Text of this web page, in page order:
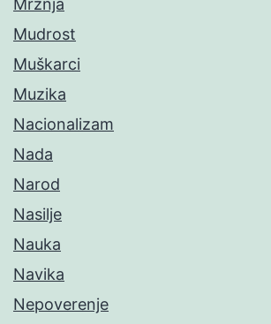
Mržnja
Mudrost
Muškarci
Muzika
Nacionalizam
Nada
Narod
Nasilje
Nauka
Navika
Nepoverenje